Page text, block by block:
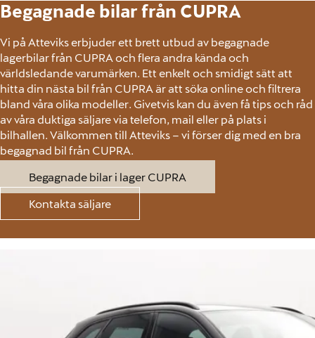
Begagnade bilar från CUPRA
Vi på Atteviks erbjuder ett brett utbud av begagnade
lagerbilar från CUPRA och flera andra kända och
världsledande varumärken. Ett enkelt och smidigt sätt att
hitta din nästa bil från CUPRA är att söka online och filtrera
bland våra olika modeller. Givetvis kan du även få tips och råd
av våra duktiga säljare via telefon, mail eller på plats i
bilhallen. Välkommen till Atteviks – vi förser dig med en bra
begagnad bil från CUPRA.
Begagnade bilar i lager CUPRA
Kontakta säljare